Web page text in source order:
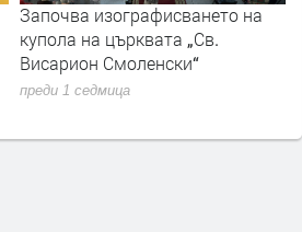
Започва изографисването на
купола на църквата „Св.
Висарион Смоленски“
преди 1 седмица